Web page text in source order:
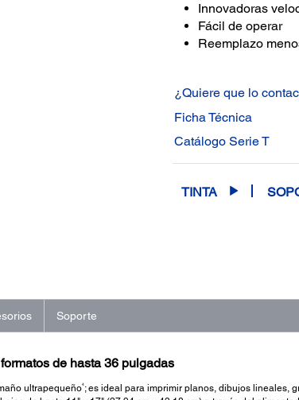
Innovadoras
Fácil de operar
Reemplazo
¿Quiere que lo
Ficha Técnica
Catálogo Serie T
TINTA
Soporte
de hasta 36 pulgadas
ultrapequeño4; es ideal para imprimir planos, dibujos lineales,